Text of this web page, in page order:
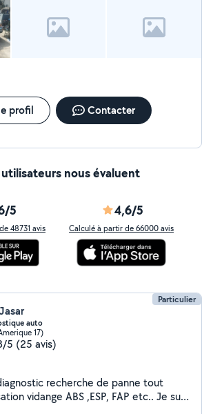
valise il ma vraiment simplifier les
de son travail sinon je l aurai
tout ças merci encore Samir de m’avoir
profil Contacter
nous évaluent
5
48731 avis
4,6/5
Calculé à partir de 66000 avis
Particulier
auto
17)
5 (25 avis)
recherche de panne tout
vidange ABS ,ESP, FAP etc.. Je suis